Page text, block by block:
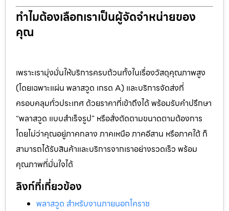
ทำไมต้องเลือกเราเป็นผู้จัดจำหน่ายของ
คุณ
เพราะเรามุ่งมั่นให้บริการครบถ้วนทั้งในเรื่องวัสดุคุณภาพสูง
(โดยเฉพาะแผ่น พลาสวูด เกรด A) และบริการจัดส่งที่
ครอบคลุมทั่วประเทศ ด้วยราคาที่เข้าถึงได้ พร้อมรับคำปรึกษา
“พลาสวูด แบบสำเร็จรูป” หรือสั่งตัดตามขนาดตามต้องการ
โดยไม่ว่าคุณอยู่ภาคกลาง ภาคเหนือ ภาคอีสาน หรือภาคใต้ ก็
สามารถได้รับสินค้าและบริการจากเราอย่างรวดเร็ว พร้อม
คุณภาพที่มั่นใจได้
ลิงก์ที่เกี่ยวข้อง
พลาสวูด สำหรับงานภายนอกโคราช